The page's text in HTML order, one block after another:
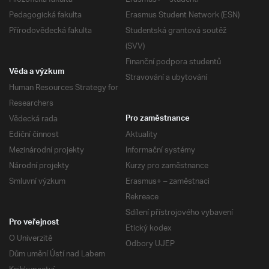
Pedagogická fakulta
Přírodovědecká fakulta
Erasmus Student Network (ESN)
Studentská grantová soutěž
(SVV)
Finanční podpora studentů
Stravování a ubytování
Věda a výzkum
Human Resources Strategy for
Researchers
Vědecká rada
Ediční činnost
Mezinárodní projekty
Národní projekty
Smluvní výzkum
Pro zaměstnance
Aktuality
Informační systémy
Kurzy pro zaměstnance
Erasmus+ – zaměstnaci
Rekreace
Sdílení přístrojového vybavení
Etický kodex
Odbory UJEP
Pro veřejnost
O Univerzitě
Dům umění Ústí nad Labem